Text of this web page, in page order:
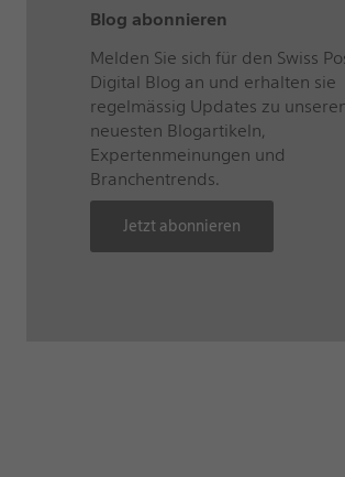
Blog abonnieren
Melden Sie sich für den Swiss
Digital Blog an und erhalten sie
regelmässig Updates zu
neuesten Blogartikeln,
Expertenmeinungen und
Branchentrends.
Jetzt abonnieren